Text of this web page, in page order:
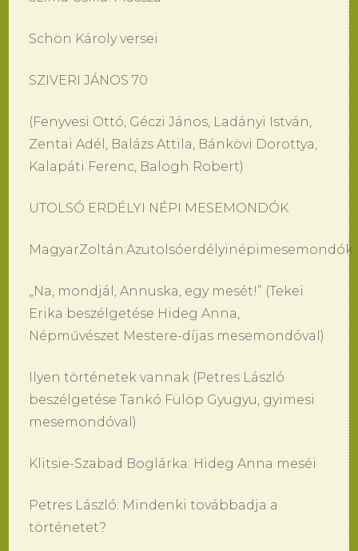
Schön Károly versei
SZIVERI JÁNOS 70
(Fenyvesi Ottó, Géczi János, Ladányi István,
Zentai Adél, Balázs Attila, Bánkövi Dorottya,
Kalapáti Ferenc, Balogh Robert)
UTOLSÓ ERDÉLYI NÉPI MESEMONDÓK
MagyarZoltán:Azutolsóerdélyinépimesemondók
„Na, mondjál, Annuska, egy mesét!” (Tekei
Erika beszélgetése Hideg Anna,
Népművészet Mestere-díjas mesemondóval)
Ilyen történetek vannak (Petres László
beszélgetése Tankó Fülöp Gyugyu, gyimesi
mesemondóval)
Klitsie-Szabad Boglárka: Hideg Anna meséi
Petres László: Mindenki továbbadja a
történetet?